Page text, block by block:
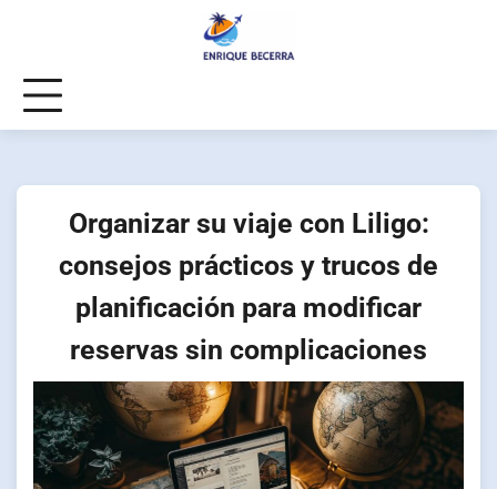
Organizar su viaje con Liligo:
consejos prácticos y trucos de
planificación para modificar
reservas sin complicaciones